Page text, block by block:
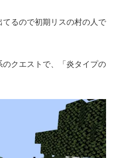
るので初期リスの村の人で
クエストで、「炎タイプの